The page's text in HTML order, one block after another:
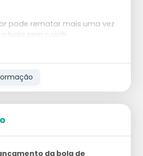
pode rematar mais uma vez
bola sem colidir
da bola de